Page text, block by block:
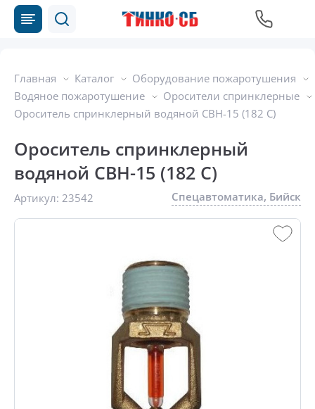
Главная Каталог
Оборудование пожаротушения
Водяное пожаротушение
Оросители спринклерные
Ороситель спринклерный водяной CBН-15 (182 С)
Ороситель спринклерный
водяной CBН-15 (182 С)
Артикул: 23542 Спецавтоматика, Бийск